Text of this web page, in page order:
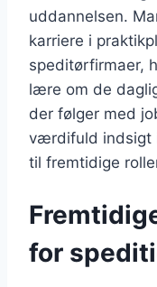
uddannelsen.
karriere i
speditørfirmaer,
lære om de
der følger med
værdifuld indsigt
til fremtidige
for